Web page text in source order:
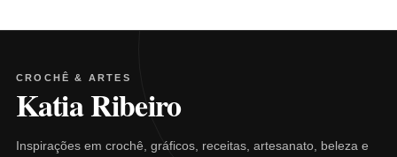
CROCHÊ & ARTES
Katia Ribeiro
Inspirações em crochê, gráficos, receitas, artesanato, beleza e